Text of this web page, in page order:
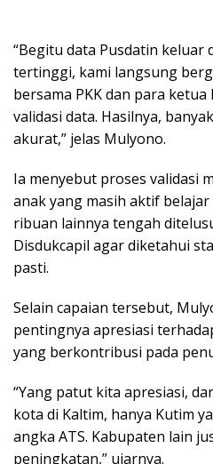
“Begitu data Pusdatin keluar
tertinggi, kami langsung
bersama PKK dan para
validasi data. Hasilnya,
akurat,” jelas Mulyono.
Ia menyebut proses validasi
anak yang masih aktif
ribuan lainnya tengah
Disdukcapil agar diketahui
pasti.
Selain capaian tersebut,
pentingnya apresiasi
yang berkontribusi pada
“Yang patut kita apresiasi,
kota di Kaltim, hanya Kutim
angka ATS. Kabupaten lain
peningkatan,” ujarnya.